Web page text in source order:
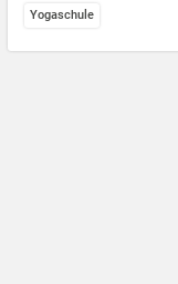
Yogaschule